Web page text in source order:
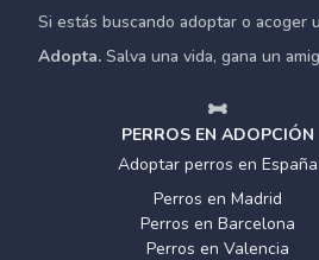
Si estás buscando adoptar o acoger
Adopta. Salva una vida, gana un
PERROS EN ADOPCIÓN
Adoptar perros en España
Perros en Madrid
Perros en Barcelona
Perros en Valencia